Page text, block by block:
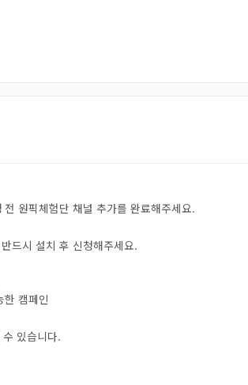
원픽체험단 채널 추가를 완료해주세요.
드시 설치 후 신청해주세요.
캠페인
있습니다.